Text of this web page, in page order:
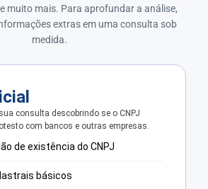
muito mais. Para aprofundar a análise,
extras em uma consulta sob
medida.
consulta descobrindo se o CNPJ
com bancos e outras empresas.
de existência do CNPJ
básicos